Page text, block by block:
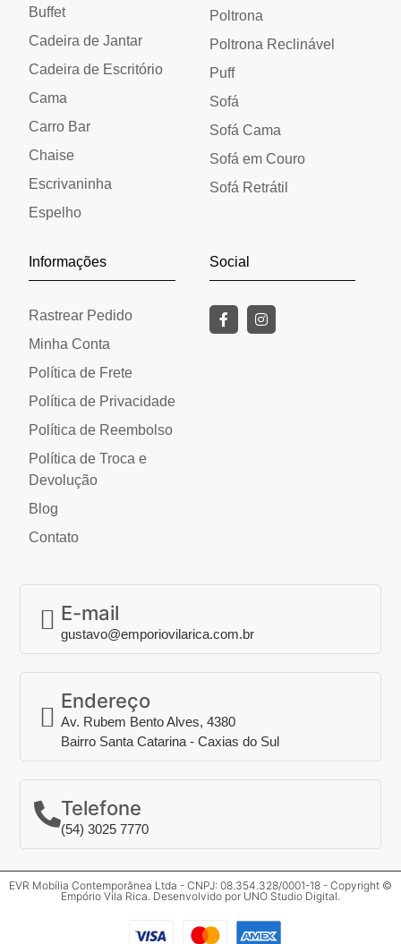
Buffet
Cadeira de Jantar
Cadeira de Escritório
Cama
Carro Bar
Chaise
Escrivaninha
Espelho
Poltrona
Poltrona Reclinável
Puff
Sofá
Sofá Cama
Sofá em Couro
Sofá Retrátil
Informações
Rastrear Pedido
Minha Conta
Política de Frete
Política de Privacidade
Política de Reembolso
Política de Troca e
Devolução
Blog
Contato
Social
E-mail
gustavo@emporiovilarica.com.br
Endereço
Av. Rubem Bento Alves, 4380
Bairro Santa Catarina - Caxias do Sul
Telefone
(54) 3025 7770
EVR Mobília Contemporânea Ltda - CNPJ: 08.354.328/0001-18 - Copyright ©
Empório Vila Rica. Desenvolvido por UNO Studio Digital.